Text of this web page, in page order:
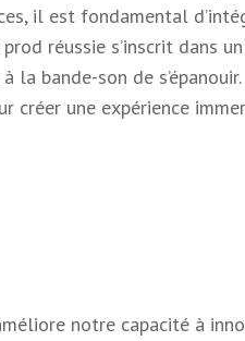
il est fondamental
réussie s’inscrit dans un
bande-son de s’épanouir.
créer une expérience
notre capacité à